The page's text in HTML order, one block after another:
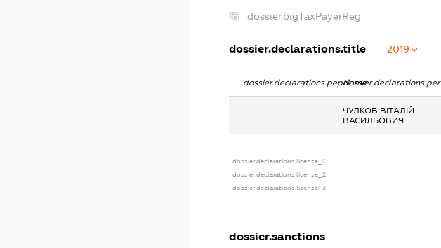
dossier.bigTaxPayerReg
dossier.declarations.title 2019
dossier.declarations.pepName
ЧУЛКОВ ВІТАЛІЙ
ВАСИЛЬОВИЧ
dossier.declarations.license_1
dossier.declarations.license_2
dossier.declarations.license_3
dossier.sanctions